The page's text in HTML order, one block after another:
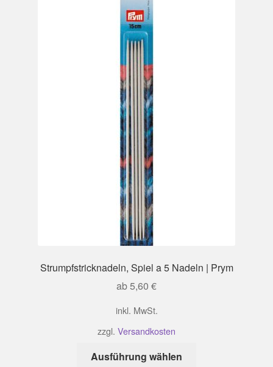
Strumpfstricknadeln, Spiel a 5 Nadeln | Prym
ab5,60 €
inkl. MwSt.
zzgl. Versandkosten
Ausführung wählen